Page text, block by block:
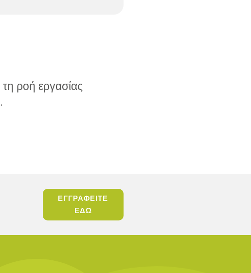
ροή εργασίας
ΕΓΓΡΑΦΕΙΤΕ
ΕΔΩ